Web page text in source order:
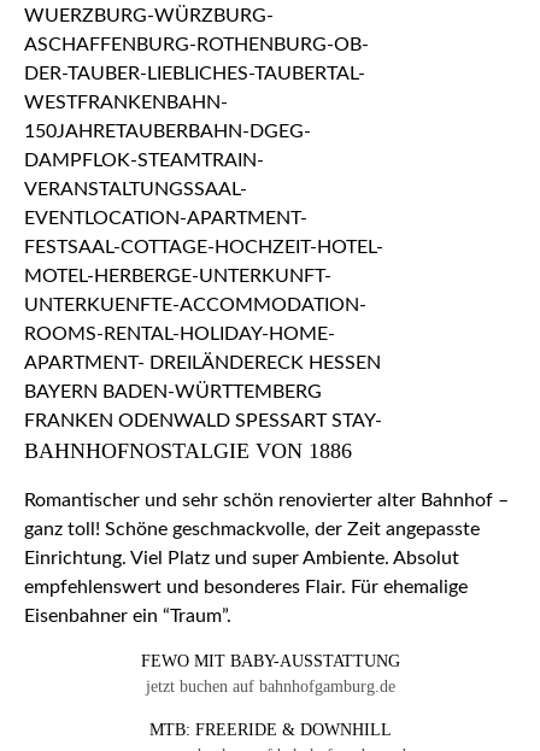
BAHNHOFNOSTALGIE VON 1886
Romantischer und sehr schön renovierter alter Bahnhof –
ganz toll! Schöne geschmackvolle, der Zeit angepasste
Einrichtung. Viel Platz und super Ambiente. Absolut
empfehlenswert und besonderes Flair. Für ehemalige
Eisenbahner ein “Traum”.
FEWO MIT BABY-AUSSTATTUNG
jetzt buchen auf bahnhofgamburg.de
MTB: FREERIDE & DOWNHILL